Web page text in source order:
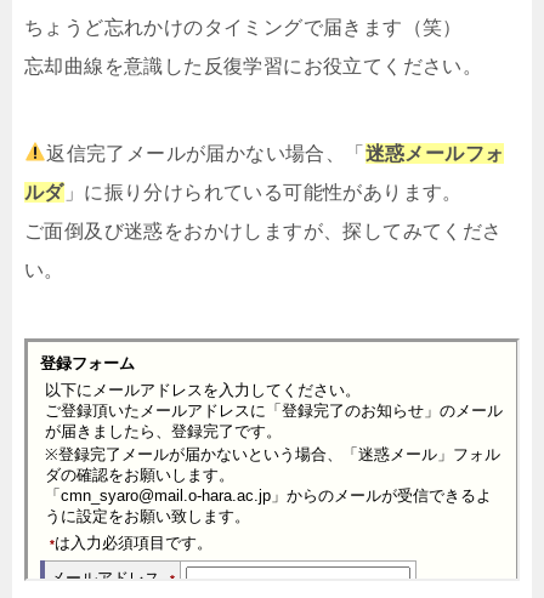
ちょうど忘れかけのタイミングで届きます（笑）
忘却曲線を意識した反復学習にお役立てください。
返信完了メールが届かない場合、「 迷惑メールフォ
ルダ」に振り分けられている可能性があります。
ご面倒及び迷惑をおかけしますが、探してみてくださ
い。